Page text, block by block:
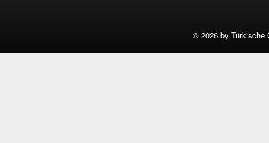
© 2026 by Türkische